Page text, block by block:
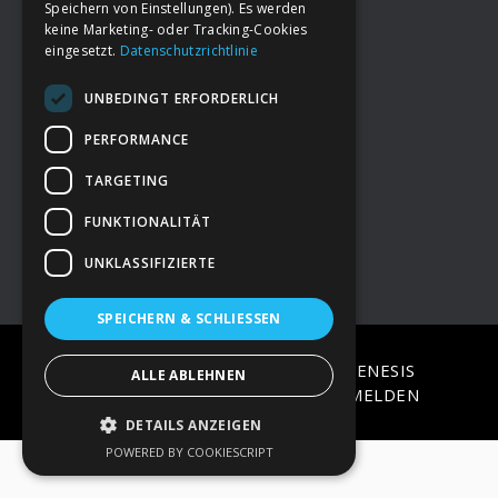
FooterDeine Spende
→ Impressum
→Kontakt zum PAO Team
COPYRIGHT © 2026 · ON
GENESIS
FRAMEWORK·WORDPRESS·ANMELDEN
Speichern von Einstellungen). Es werden
keine Marketing- oder Tracking-Cookies
eingesetzt. Datenschutzrichtlinie
UNBEDINGT ERFORDERLICH
PERFORMANCE
TARGETING
FUNKTIONALITÄT
UNKLASSIFIZIERTE
SPEICHERN & SCHLIESSEN
ALLE ABLEHNEN
DETAILS ANZEIGEN
POWERED BY COOKIESCRIPT